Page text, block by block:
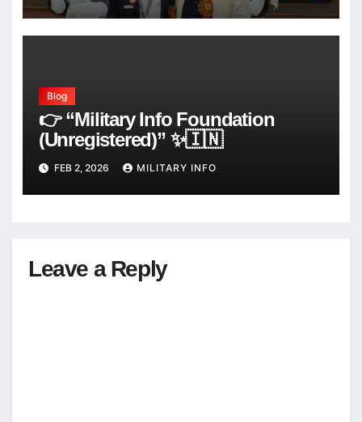
Blog
👉 “Military Info Foundation
(Unregistered)” ✨🇮🇳
FEB 2, 2026 MILITARY INFO
Leave a Reply